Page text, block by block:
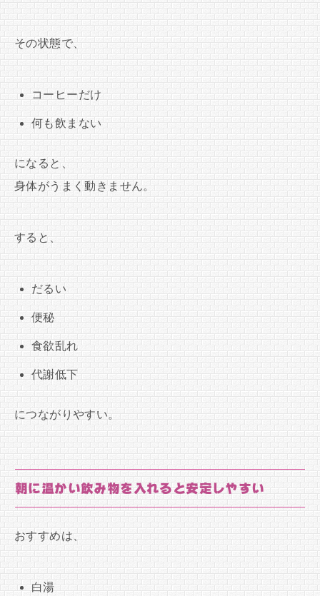
その状態で、
コーヒーだけ
何も飲まない
になると、
身体がうまく動きません。
すると、
だるい
便秘
食欲乱れ
代謝低下
につながりやすい。
朝に温かい飲み物を入れると安定しやすい
おすすめは、
白湯